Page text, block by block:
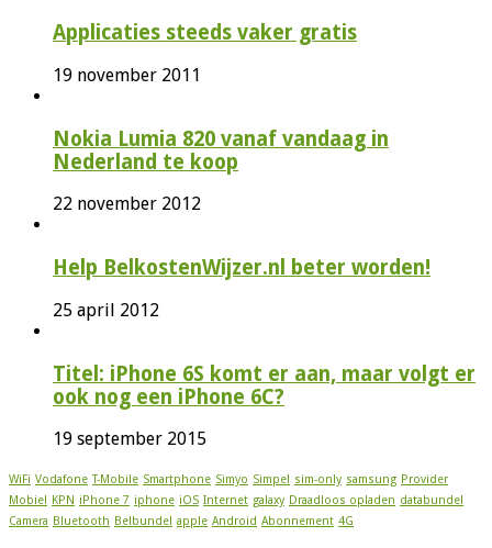
Applicaties steeds vaker gratis
19 november 2011
Nokia Lumia 820 vanaf vandaag in
Nederland te koop
22 november 2012
Help BelkostenWijzer.nl beter worden!
25 april 2012
Titel: iPhone 6S komt er aan, maar volgt er
ook nog een iPhone 6C?
19 september 2015
WiFi Vodafone T-Mobile Smartphone Simyo Simpel sim-only samsung Provider
Mobiel
KPN iPhone 7 iphone iOS Internet galaxy Draadloos opladen databundel
Camera Bluetooth Belbundel apple Android Abonnement 4G